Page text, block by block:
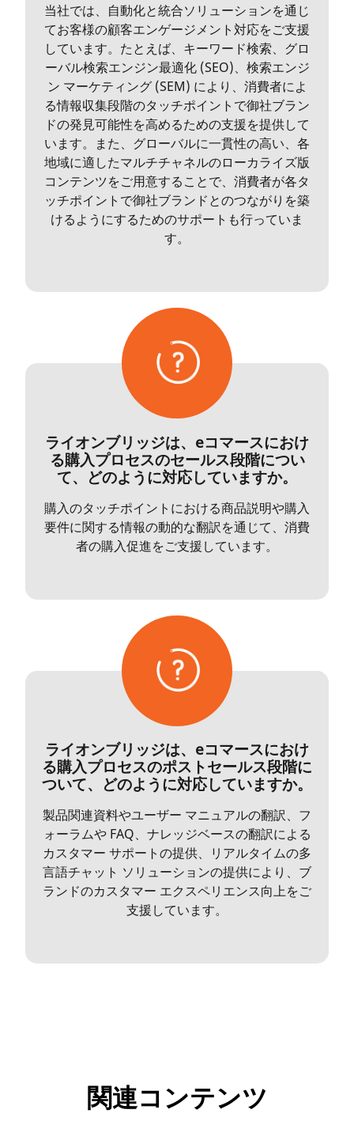
当社では、自動化と統合ソリューションを通じ
てお客様の顧客エンゲージメント対応をご支援
しています。たとえば、キーワード検索、グロ
ーバル検索エンジン最適化 (SEO)、検索エンジ
ン マーケティング (SEM) により、消費者によ
る情報収集段階のタッチポイントで御社ブラン
ドの発見可能性を高めるための支援を提供して
います。また、グローバルに一貫性の高い、各
地域に適したマルチチャネルのローカライズ版
コンテンツをご用意することで、消費者が各タ
ッチポイントで御社ブランドとのつながりを築
けるようにするためのサポートも行っていま
す。
ライオンブリッジは、eコマースにおけ
る購入プロセスのセールス段階につい
て、どのように対応していますか。
購入のタッチポイントにおける商品説明や購入
要件に関する情報の動的な翻訳を通じて、消費
者の購入促進をご支援しています。
ライオンブリッジは、eコマースにおけ
る購入プロセスのポストセールス段階に
ついて、どのように対応していますか。
製品関連資料やユーザー マニュアルの翻訳、フ
ォーラムや FAQ、ナレッジベースの翻訳による
カスタマー サポートの提供、リアルタイムの多
言語チャット ソリューションの提供により、ブ
ランドのカスタマー エクスペリエンス向上をご
支援しています。
関連コンテンツ